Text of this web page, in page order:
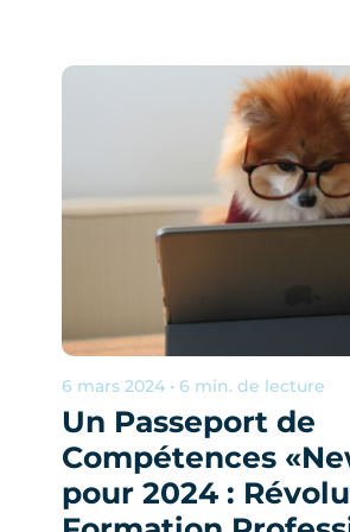
6 mars 2024 • 6 min. de lecture
Un Passeport de
Compétences
pour 2024 :